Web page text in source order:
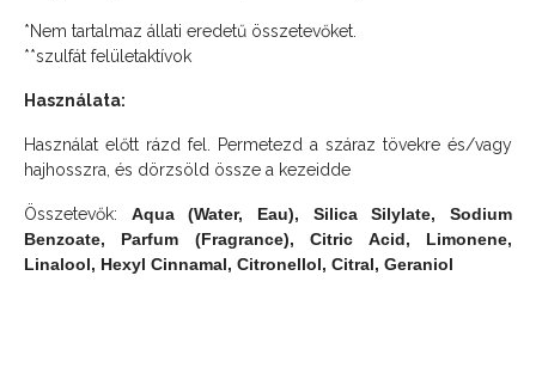
*Nem tartalmaz állati eredetű összetevőket.
**szulfát felületaktívok
Használata:
Használat előtt rázd fel. Permetezd a száraz tövekre és/vagy
hajhosszra, és dörzsöld össze a kezeidde
Összetevők: Aqua (Water, Eau), Silica Silylate, Sodium
Benzoate, Parfum (Fragrance), Citric Acid, Limonene,
Linalool, Hexyl Cinnamal, Citronellol, Citral, Geraniol